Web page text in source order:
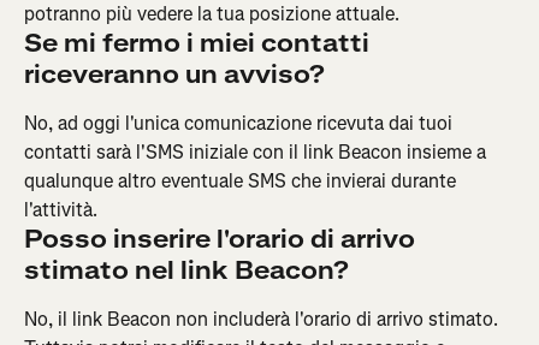
potranno più vedere la tua posizione attuale.
Se mi fermo i miei contatti
riceveranno un avviso?
No, ad oggi l'unica comunicazione ricevuta dai tuoi
contatti sarà l'SMS iniziale con il link Beacon insieme a
qualunque altro eventuale SMS che invierai durante
l'attività.
Posso inserire l'orario di arrivo
stimato nel link Beacon?
No, il link Beacon non includerà l'orario di arrivo stimato.